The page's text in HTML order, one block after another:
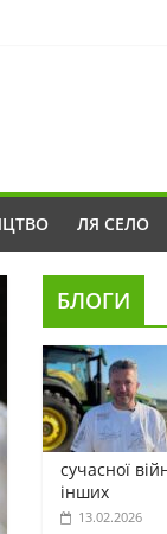
ЛЯ СЕЛО
БЛОГИ
сучасної
інших
13.02.2026